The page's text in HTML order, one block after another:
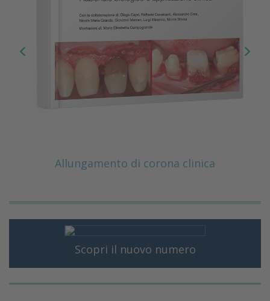
Allungamento di corona clinica
Scopri il nuovo numero